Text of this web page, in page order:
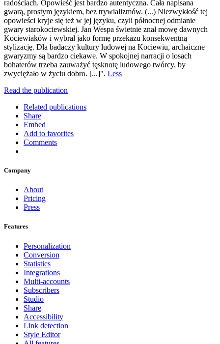
radościach. Opowieść jest bardzo autentyczna. Cała napisana
gwarą, prostym językiem, bez trywializmów. (...) Niezwykłość tej
opowieści kryje się też w jej języku, czyli północnej odmianie
gwary starokociewskiej. Jan Wespa świetnie znał mowę dawnych
Kociewiaków i wybrał jako formę przekazu konsekwentną
stylizację. Dla badaczy kultury ludowej na Kociewiu, archaiczne
gwaryzmy są bardzo ciekawe. W spokojnej narracji o losach
bohaterów trzeba zauważyć tęsknotę ludowego twórcy, by
zwyciężało w życiu dobro. [...]". Less
Read the publication
Related publications
Share
Embed
Add to favorites
Comments
Company
About
Pricing
Press
Features
Personalization
Conversion
Statistics
Integrations
Multi-accounts
Subscribers
Studio
Share
Accessibility
Link detection
Style Editor